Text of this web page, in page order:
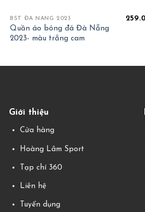
BST ĐÀ NẴNG 2023
Quần áo bóng đá Đà Nẵng
2023- màu trắng cam
Giới thiệu
Cửa hàng
Hoàng Lâm Sport
Tạp chí 360
Liên hệ
Tuyển dụng